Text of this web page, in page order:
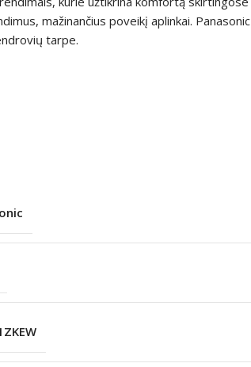
mažinančius poveikį aplinkai. Panasonic
tarpe.